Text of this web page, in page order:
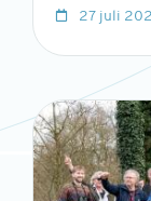
27 juli